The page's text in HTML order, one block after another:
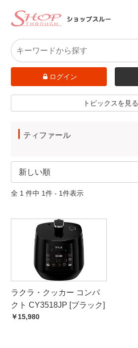
ログイン
トピックスを見る
ティファール
全 1 件中 1件 - 1件表示
ラクラ・クッカー コンパ
クト CY3518JP [ブラック]
￥15,980